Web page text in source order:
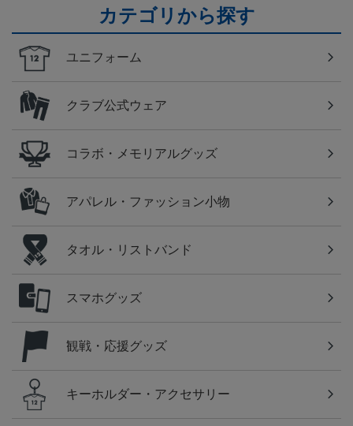
カテゴリから探す
ユニフォーム
クラブ公式ウェア
コラボ・メモリアルグッズ
アパレル・ファッション小物
タオル・リストバンド
スマホグッズ
観戦・応援グッズ
キーホルダー・アクセサリー